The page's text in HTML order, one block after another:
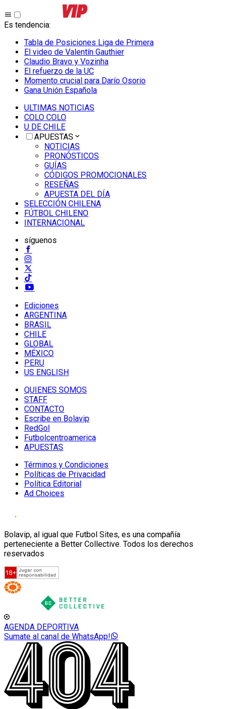
Es tendencia:
Tabla de Posiciones Liga de Primera
El video de Valentín Gauthier
Claudio Bravo y Vozinha
El refuerzo de la UC
Momento crucial para Darío Osorio
Gana Unión Española
ULTIMAS NOTICIAS
COLO COLO
U DE CHILE
APUESTAS
NOTICIAS
PRONÓSTICOS
GUÍAS
CÓDIGOS PROMOCIONALES
RESEÑAS
APUESTA DEL DÍA
SELECCIÓN CHILENA
FÚTBOL CHILENO
INTERNACIONAL
síguenos
Ediciones
ARGENTINA
BRASIL
CHILE
GLOBAL
MÉXICO
PERU
US ENGLISH
QUIENES SOMOS
STAFF
CONTACTO
Escribe en Bolavip
RedGol
Futbolcentroamerica
APUESTAS
Términos y Condiciones
Políticas de Privacidad
Política Editorial
Ad Choices
Bolavip, al igual que Futbol Sites, es una compañía
perteneciente a Better Collective. Todos los derechos
reservados
AGENDA DEPORTIVA
Sumate al canal de WhatsApp!